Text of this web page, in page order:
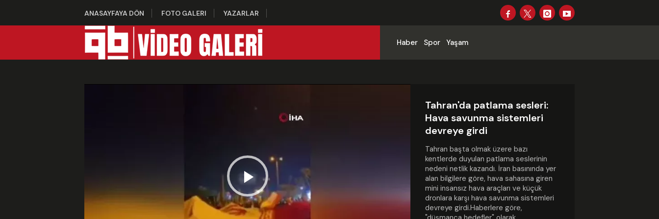
ANASAYFAYA DÖN FOTO GALERI YAZARLAR
Haber Spor Yaşam
Play
Tahran'da patlama sesleri:
Hava savunma sistemleri
devreye girdi
Tahran başta olmak üzere bazı
kentlerde duyulan patlama seslerinin
nedeni netlik kazandı. İran basınında yer
alan bilgilere göre, hava sahasına giren
mini insansız hava araçları ve küçük
dronlara karşı hava savunma sistemleri
devreye girdi.Haberlere göre,